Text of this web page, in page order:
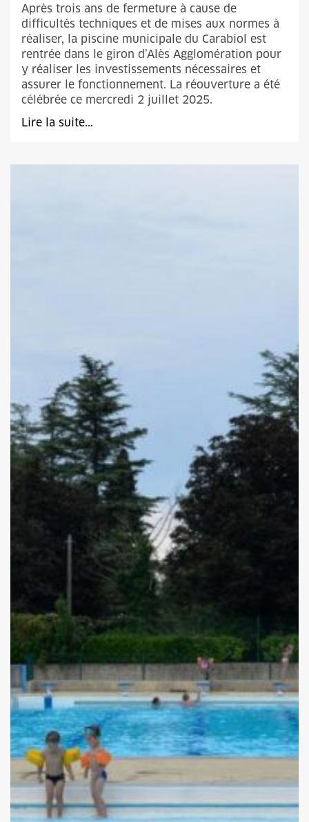
Après trois ans de fermeture à cause de
difficultés techniques et de mises aux normes à
réaliser, la piscine municipale du Carabiol est
rentrée dans le giron d’Alès Agglomération pour
y réaliser les investissements nécessaires et
assurer le fonctionnement. La réouverture a été
célébrée ce mercredi 2 juillet 2025.
Lire la suite...